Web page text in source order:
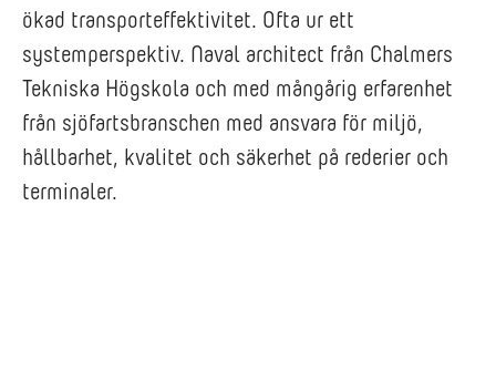
ökad transporteffektivitet. Ofta ur ett
systemperspektiv. Naval architect från Chalmers
Tekniska Högskola och med mångårig erfarenhet
från sjöfartsbranschen med ansvara för miljö,
hållbarhet, kvalitet och säkerhet på rederier och
terminaler.